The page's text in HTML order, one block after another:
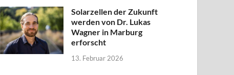
Solarzellen der Zukunft
werden von Dr. Lukas
Wagner in Marburg
erforscht
13. Februar 2026